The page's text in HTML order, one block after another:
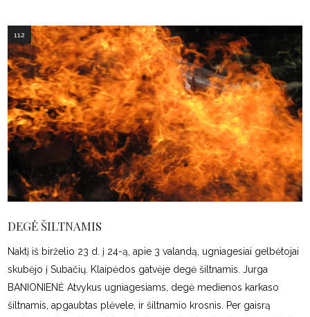
112
DEGĖ ŠILTNAMIS
Naktį iš birželio 23 d. į 24-ą, apie 3 valandą, ugniagesiai gelbėtojai
skubėjo į Subačių. Klaipėdos gatvėje degė šiltnamis. Jurga
BANIONIENĖ Atvykus ugniagesiams, degė medienos karkaso
šiltnamis, apgaubtas plėvele, ir šiltnamio krosnis. Per gaisrą